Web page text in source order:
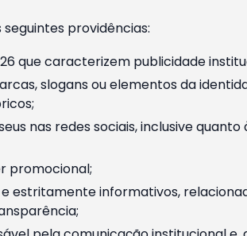
providências:
que caracterizem publicidade
slogans ou elementos da
nas redes sociais, inclusive
promocional;
estritamente informativos,